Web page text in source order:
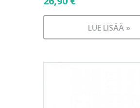
LUE LISÄÄ »